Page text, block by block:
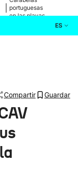
portuguesas
en las playas
ES
Compartir Guardar